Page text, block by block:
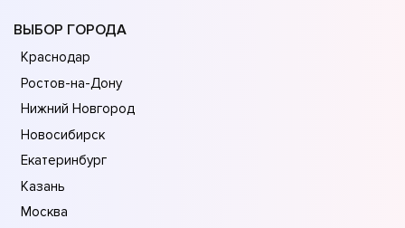
ВЫБОР ГОРОДА
Краснодар
Ростов-на-Дону
Нижний Новгород
Новосибирск
Екатеринбург
Казань
Москва